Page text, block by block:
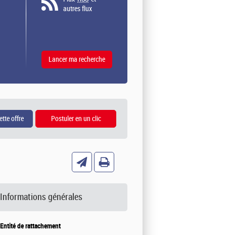
autres flux
Informations générales
Entité de rattachement